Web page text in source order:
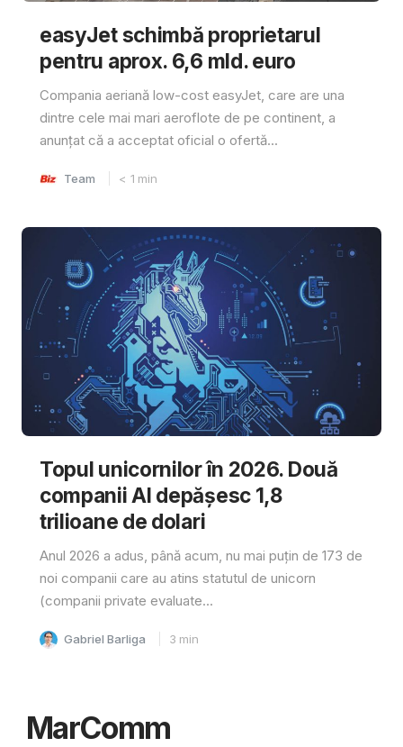
easyJet schimbă proprietarul
pentru aprox. 6,6 mld. euro
Compania aeriană low-cost easyJet, care are una
dintre cele mai mari aeroflote de pe continent, a
anunțat că a acceptat oficial o ofertă...
Team < 1 min
Topul unicornilor în 2026. Două
companii AI depășesc 1,8
trilioane de dolari
Anul 2026 a adus, până acum, nu mai puțin de 173 de
noi companii care au atins statutul de unicorn
(companii private evaluate...
Gabriel Barliga 3 min
MarComm